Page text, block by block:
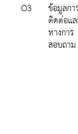
O3
ข้อมูลกา
ติดต่อแ
ทางการ
สอบถาม